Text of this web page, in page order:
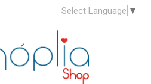
Select Language ▼